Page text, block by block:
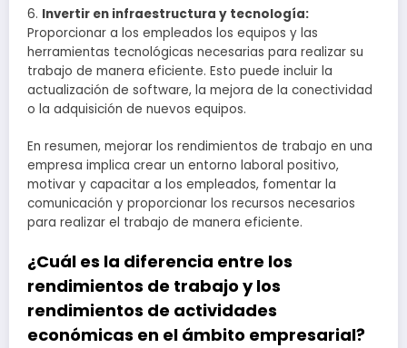
6. Invertir en infraestructura y tecnología:
Proporcionar a los empleados los equipos y las
herramientas tecnológicas necesarias para realizar su
trabajo de manera eficiente. Esto puede incluir la
actualización de software, la mejora de la conectividad
o la adquisición de nuevos equipos.
En resumen, mejorar los rendimientos de trabajo en una
empresa implica crear un entorno laboral positivo,
motivar y capacitar a los empleados, fomentar la
comunicación y proporcionar los recursos necesarios
para realizar el trabajo de manera eficiente.
¿Cuál es la diferencia entre los
rendimientos de trabajo y los
rendimientos de actividades
económicas en el ámbito empresarial?